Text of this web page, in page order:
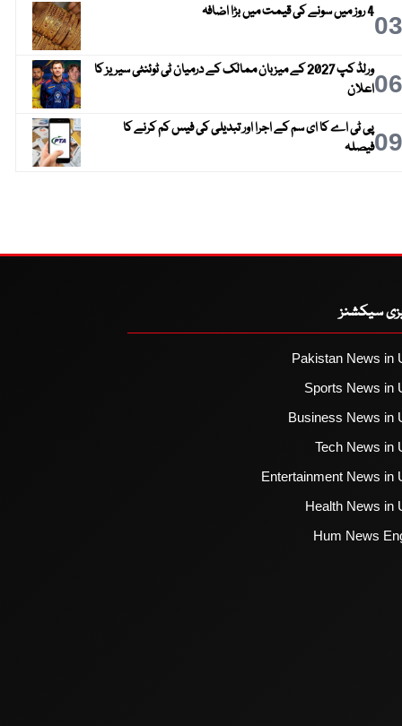
034 روز میں سونے کی قیمت میں بڑا اضافہ
06
ورلڈ کپ 2027 کے میزبان ممالک کے درمیان ٹی ٹوئنٹی سیریز کا
اعلان
09پی ٹی اے کا ای سم کے اجرا اور تبدیلی کی فیس کم کرنے کا
فیصلہ
سیکشنز
Pakistan News in
Sports News in
Business News in
Tech News in
Entertainment News in
Health News in
Hum News